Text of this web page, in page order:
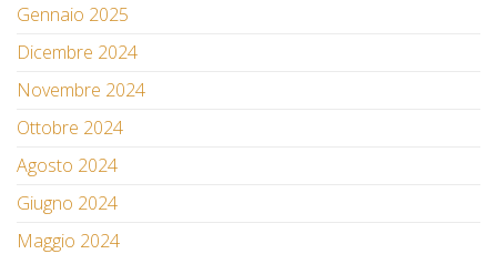
Gennaio 2025
Dicembre 2024
Novembre 2024
Ottobre 2024
Agosto 2024
Giugno 2024
Maggio 2024